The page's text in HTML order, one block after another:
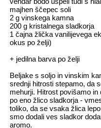
majhen ščepec soli
2 g vinskega kamna
200 g kristalnega sladkorja
1 čajna žlička vanilijevega
okus po želji)
+ jedilna barva po želji
Beljake s soljo in vinskim
srednji hitrosti stepamo, da
mehurji. Hitrost povišamo in
po eno žlico sladkorja -
toliko, da se vsaka žlica
smo dodali ves sladkor
aromo.